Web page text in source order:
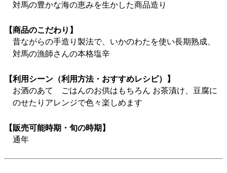
対馬の豊かな海の恵みを生かした商品造り
【商品のこだわり】
昔ながらの手造り製法で、いかのわたを使い長期熟成、
対馬の漁師さんの本格塩辛
【利用シーン（利用方法・おすすめレシピ）】
お酒のあて ごはんのお供はもちろん お茶漬け、豆腐に
のせたりアレンジで色々楽しめます
【販売可能時期・旬の時期】
通年